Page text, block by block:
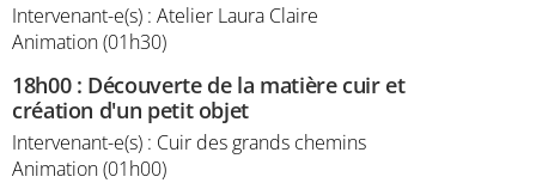
Intervenant-e(s) : Atelier Laura Claire
Animation (01h30)
18h00: Découverte de la matière cuir et
création d'un petit objet
Intervenant-e(s) : Cuir des grands chemins
Animation (01h00)